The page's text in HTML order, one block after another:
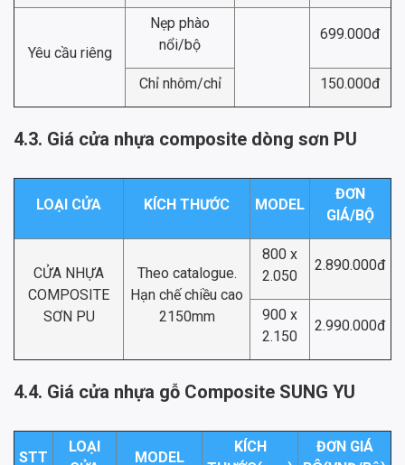
Yêu cầu riêng
Nẹp phào
nổi/bộ
699.000đ
Chỉ nhôm/chỉ 150.000đ
4.3. Giá cửa nhựa composite dòng sơn PU
LOẠI CỬA KÍCH THƯỚC MODEL
ĐƠN
GIÁ/BỘ
CỬA NHỰA
COMPOSITE
SƠN PU
Theo catalogue.
Hạn chế chiều cao
2150mm
800 x
2.050
2.890.000đ
900 x
2.150
2.990.000đ
4.4. Giá cửa nhựa gỗ Composite SUNG YU
STT
LOẠI
MODEL
KÍCH
ĐƠN GIÁ